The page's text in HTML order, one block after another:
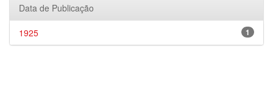
Data de Publicação
1
1925